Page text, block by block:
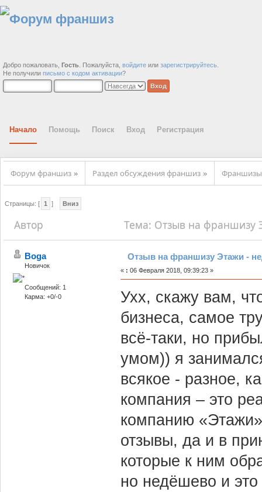
Добро пожаловать, Гость . Пожалуйста, войдите или зарегистрируйтесь
Не получили письмо с кодом активации?
Начало Помощь Поиск Вход Регистрация
Форум франшиз » Раздел обсуждения франшиз » Франшизы
Страницы: [ 1 ] Вниз
Автор Тема: Отзыв на франшизу
Boga
Новичок
Сообщений: 1
Карма: +0/-0
Отзыв на франшизу Этажи -
« : 06 Февраля 2018, 09:39:23 »
Ухх, скажу вам,
бизнеса, самое
всё-таки, но
умом)) я
всякое - разное,
компания – это
компанию
отзывы, да и в
которые к ним
но недёшево и это